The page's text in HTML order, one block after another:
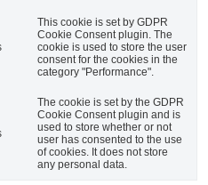
This cookie is set by GDPR
Cookie Consent plugin. The
cookie is used to store the user
consent for the cookies in the
category "Performance".
The cookie is set by the GDPR
Cookie Consent plugin and is
used to store whether or not
user has consented to the use
of cookies. It does not store
any personal data.